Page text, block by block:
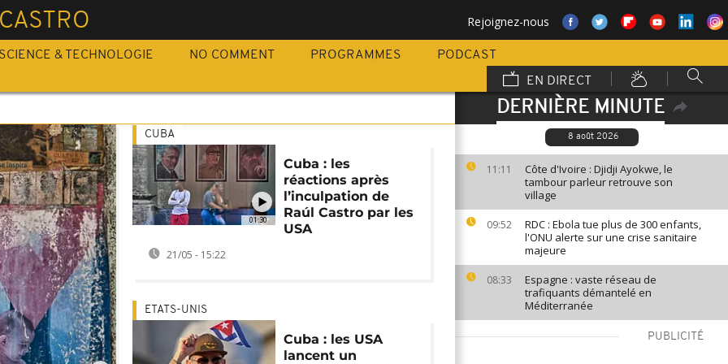
Rejoignez-nous
SCIENCE & TECHNOLOGIE NO COMMENT PROGRAMMES
PODCAST
EN DIRECT
DERNIÈRE MINUTE
8 août 2026
11:11
Côte d'Ivoire : Djidji Ayokwe, le
tambour parleur retrouve son
village
09:52
RDC : Ebola tue plus de 300 enfants,
l'ONU alerte sur une crise sanitaire
majeure
08:33
Espagne : vaste réseau de
trafiquants démantelé en
Méditerranée
PUBLICITÉ
01:30
CUBA
Cuba : les
réactions après
l’inculpation de
Raúl Castro par les
USA
21/05 - 15:22
ETATS-UNIS
Cuba : les USA
lancent un